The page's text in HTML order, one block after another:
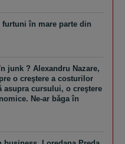
în mare parte din
junk ? Alexandru Nazare,
o creştere a costurilor
asupra cursului, o creştere
Ne-ar băga în